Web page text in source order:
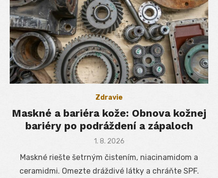
Zdravie
Maskné a bariéra kože: Obnova kožnej
bariéry po podráždení a zápaloch
Posted
1. 8. 2026
Maskné riešte šetrným čistením, niacinamidom a
ceramidmi. Omezte dráždivé látky a chráňte SPF.